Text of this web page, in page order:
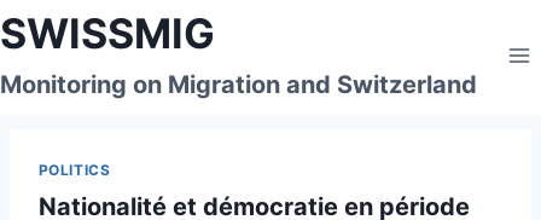
Skip
to
content
SWISSMIG
Monitoring on Migration and Switzerland
POLITICS
Nationalité et démocratie en période